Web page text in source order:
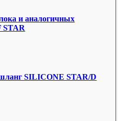
и аналогичных
STAR
SILICONE STAR/D